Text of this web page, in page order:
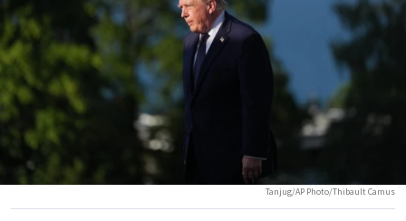
Tanjug/AP Photo/Thibault Camus